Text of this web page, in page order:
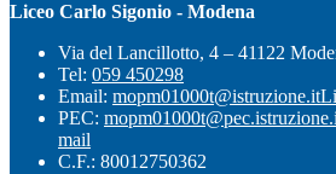
Liceo Carlo Sigonio - Modena
Via del Lancillotto, 4 – 41122
Tel: 059 450298
Email: mopm01000t@istruzione.it
PEC:
mail
C.F.: 80012750362